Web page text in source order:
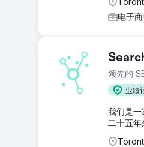
电子
领先的
业绩
我们是一
二十五